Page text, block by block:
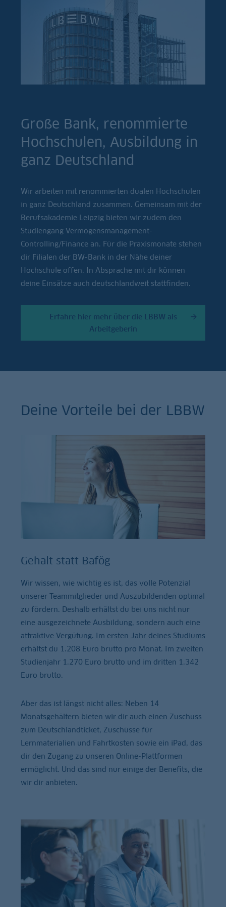
Große Bank, renommierte
Hochschulen, Ausbildung in
ganz Deutschland
Wir arbeiten mit renommierten dualen Hochschulen
in ganz Deutschland zusammen. Gemeinsam mit der
Berufsakademie Leipzig bieten wir zudem den
Studiengang Vermögensmanagement-
Controlling/Finance an. Für die Praxismonate stehen
dir Filialen der BW-Bank in der Nähe deiner
Hochschule offen. In Absprache mit dir können
deine Einsätze auch deutschlandweit stattfinden.
Erfahre hier mehr über die LBBW als
Arbeitgeberin
Deine Vorteile bei der LBBW
Gehalt statt Bafög
Wir wissen, wie wichtig es ist, das volle Potenzial
unserer Teammitglieder und Auszubildenden optimal
zu fördern. Deshalb erhältst du bei uns nicht nur
eine ausgezeichnete Ausbildung, sondern auch eine
attraktive Vergütung. Im ersten Jahr deines Studiums
erhältst du 1.208 Euro brutto pro Monat. Im zweiten
Studienjahr 1.270 Euro brutto und im dritten 1.342
Euro brutto.
Aber das ist längst nicht alles: Neben 14
Monatsgehältern bieten wir dir auch einen Zuschuss
zum Deutschlandticket, Zuschüsse für
Lernmaterialien und Fahrtkosten sowie ein iPad, das
dir den Zugang zu unseren Online-Plattformen
ermöglicht. Und das sind nur einige der Benefits, die
wir dir anbieten.